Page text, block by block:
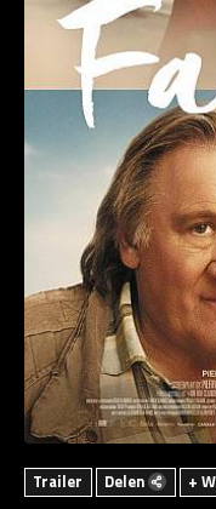
Trailer Delen +